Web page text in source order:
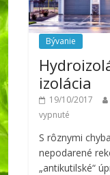
Bývanie
izolácia
19/10/2017
vypnuté
S rôznymi
nepodarené
„antikutilské“